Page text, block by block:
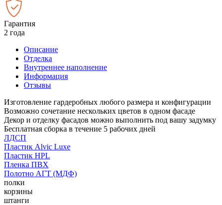
Гарантия
2 года
Описание
Отделка
Внутреннее наполнение
Информация
Отзывы
Изготовление гардеробных любого размера и конфигурации
Возможно сочетание нескольких цветов в одном фасаде
Декор и отделку фасадов можно выполнить под вашу задумку
Бесплатная сборка в течение 5 рабочих дней
ЛДСП
Пластик Alvic Luxe
Пластик HPL
Пленка ПВХ
Полотно АГТ (МДФ)
полки
корзины
штанги